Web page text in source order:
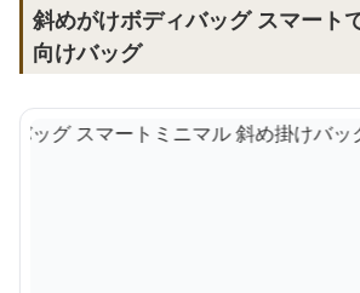
斜めがけボディバッグ スマート
向けバッグ